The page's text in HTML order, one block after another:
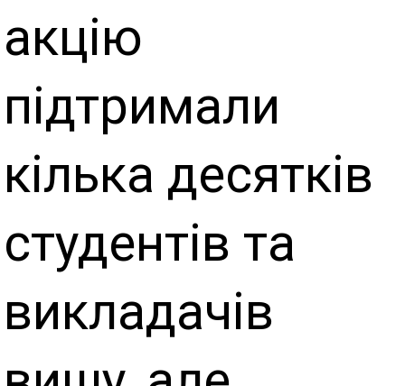
акцію
підтримали
кілька десятків
студентів та
викладачів